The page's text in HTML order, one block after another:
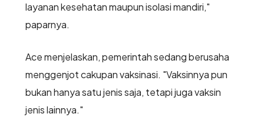
layanan kesehatan maupun isolasi mandiri,"
paparnya.
Ace menjelaskan, pemerintah sedang berusaha
menggenjot cakupan vaksinasi. "Vaksinnya pun
bukan hanya satu jenis saja, tetapi juga vaksin
jenis lainnya."